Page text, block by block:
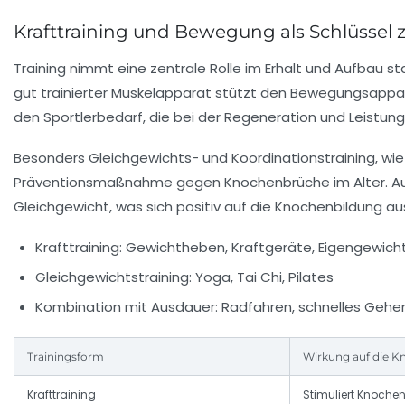
Krafttraining und Bewegung als Schlüssel
Training nimmt eine zentrale Rolle im Erhalt und Aufbau
gut trainierter Muskelapparat stützt den
den Sportlerbedarf, die bei der Regeneration und
Besonders Gleichgewichts- und Koordinationstraining,
Präventionsmaßnahme gegen Knochenbrüche im Alter.
Gleichgewicht, was sich positiv auf die Knochenbildung
Krafttraining: Gewichtheben, Kraftgeräte,
Gleichgewichtstraining: Yoga, Tai Chi, Pilates
Kombination mit Ausdauer: Radfahren, schnelles
Trainingsform Wirkung auf die
Krafttraining Stimuliert